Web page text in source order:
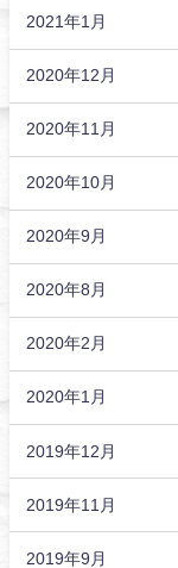
2021年1月
2020年12月
2020年11月
2020年10月
2020年9月
2020年8月
2020年2月
2020年1月
2019年12月
2019年11月
2019年9月